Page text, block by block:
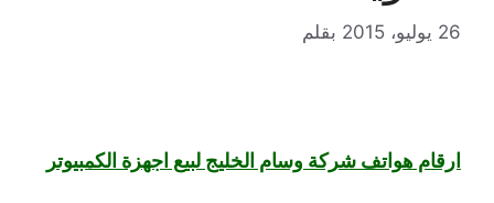
26 يوليو، 2015 بقلم
ارقام هواتف شركة وسام الخليج لبيع اجهزة الكمبيوتر